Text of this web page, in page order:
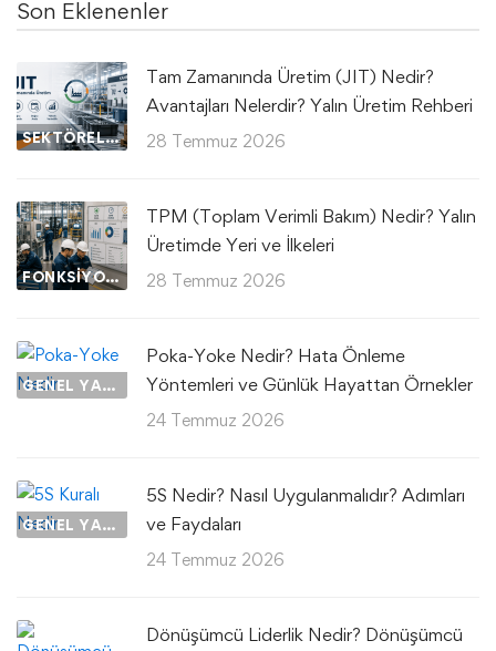
Son Eklenenler
SEKTÖREL UYGULAMALAR
Tam Zamanında Üretim (JIT) Nedir?
Avantajları Nelerdir? Yalın Üretim Rehberi
28 Temmuz 2026
FONKSIYONEL UYGULAMALAR
TPM (Toplam Verimli Bakım) Nedir? Yalın
Üretimde Yeri ve İlkeleri
28 Temmuz 2026
GENEL YAZILAR
Poka-Yoke Nedir? Hata Önleme
Yöntemleri ve Günlük Hayattan Örnekler
24 Temmuz 2026
GENEL YAZILAR
5S Nedir? Nasıl Uygulanmalıdır? Adımları
ve Faydaları
24 Temmuz 2026
Dönüşümcü Liderlik Nedir? Dönüşümcü